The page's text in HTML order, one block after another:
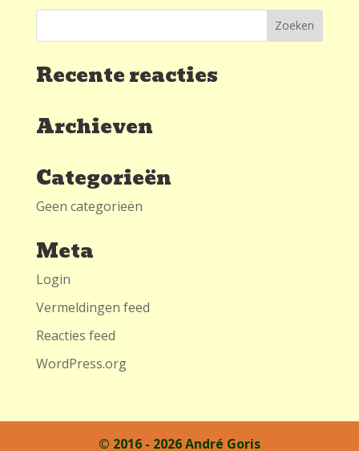
Recente reacties
Archieven
Categorieën
Geen categorieën
Meta
Login
Vermeldingen feed
Reacties feed
WordPress.org
© 2016 - 2026 André Goris